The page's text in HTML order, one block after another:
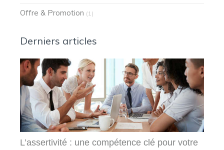
Offre & Promotion (1)
Derniers articles
L’assertivité : une compétence clé pour votre